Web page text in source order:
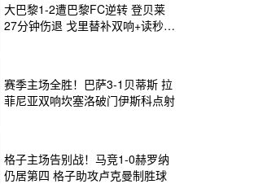
大巴黎1-2遭巴黎FC逆转 登贝莱
27分钟伤退 戈里替补双响+读秒绝
赛季主场全胜！巴萨3-1贝蒂斯 拉
菲尼亚双响坎塞洛破门伊斯科点射
格子主场告别战！马竞1-0赫罗纳
仍居第四 格子助攻卢克曼制胜球